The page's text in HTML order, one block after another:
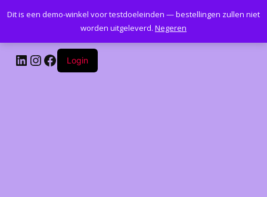
Kantoormeubelenplus.com
LinkedIn
Instagram
Facebook
Login
Dit is een demo-winkel voor testdoeleinden — bestellingen zullen niet
worden uitgeleverd. Negeren